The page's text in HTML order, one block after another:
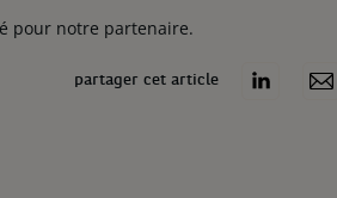
pour notre partenaire.
partager cet article